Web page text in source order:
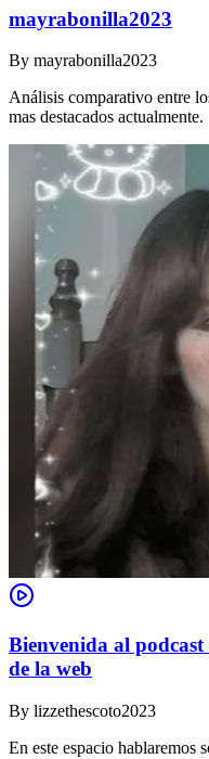
mayrabonilla2023
By mayrabonilla2023
Análisis comparativo entre
mas destacados actualmente.
Bienvenida al
de la web
By lizzethescoto2023
En este espacio hablaremos